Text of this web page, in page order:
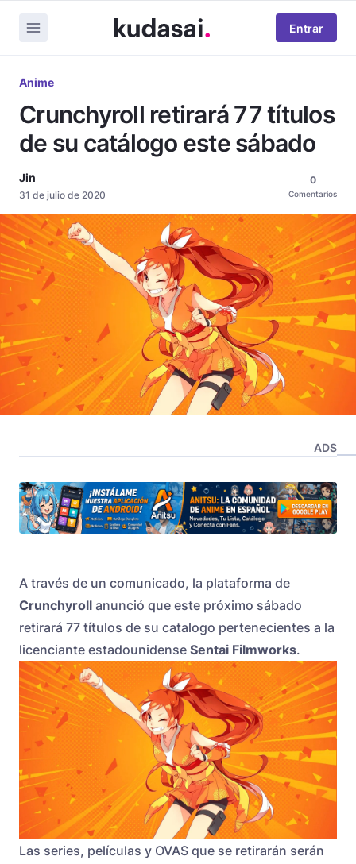
Entrar
Anime
Crunchyroll retirará 77 títulos
de su catálogo este sábado
Jin
31 de julio de 2020
0
Comentarios
ADS
A través de un comunicado, la plataforma de
Crunchyroll anunció que este próximo sábado
retirará 77 títulos de su catalogo pertenecientes a la
licenciante estadounidense Sentai Filmworks.
Las series, películas y OVAS que se retirarán serán